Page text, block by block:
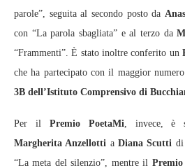
parole”, seguita al secondo posto da
con “La parola sbagliata” e al terzo da
“Frammenti”. È stato inoltre conferito un
che ha partecipato con il maggior
3B dell’Istituto Comprensivo di
Per il Premio PoetaMi , invece,
Margherita Anzellotti aDiana Scutti di
“La meta del silenzio”, mentre il